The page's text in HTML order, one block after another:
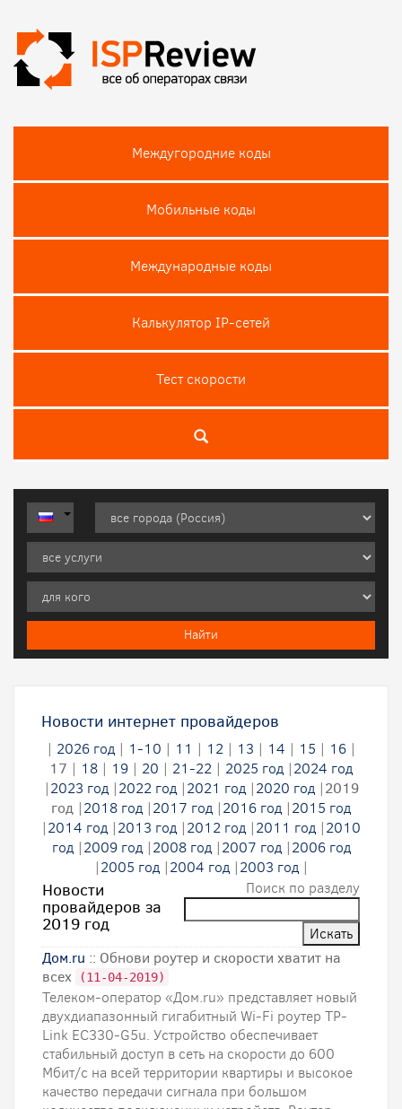
Междугородние коды
Мобильные коды
Международные коды
Калькулятор IP-сетей
Тест скороcти
Новости интернет провайдеров
| 2026 год| 1-10 | 11 | 12| 13 | 14 | 15 | 16|
17 | 18 | 19 | 20 | 21-22 | 2025 год |2024 год
|2023 год|2022 год|2021 год|2020 год|2019
год |2018 год |2017 год |2016 год |2015 год
|2014 год |2013 год |2012 год |2011 год |2010
год|2009 год|2008 год|2007 год|2006 год
|2005 год|2004 год|2003 год|
Новости
провайдеров за
2019 год
Поиск по разделу
Дом.ru :: Обнови роутер и скорости хватит на
всех
(11-04-2019)
Телеком-оператор «Дом.ru» представляет новый
двухдиапазонный гигабитный Wi-Fi роутер TP-
Link EC330-G5u. Устройство обеспечивает
стабильный доступ в сеть на скорости до 600
Мбит/с на всей территории квартиры и высокое
качество передачи сигнала при большом